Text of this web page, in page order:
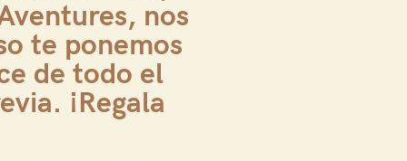
nos
te ponemos
de todo el
¡Regala